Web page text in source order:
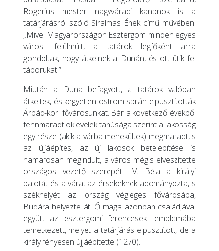
Rogerius mester nagyváradi kanonok is a
tatárjárásról szóló Siralmas Ének című művében:
„Mivel Magyarországon Esztergom minden egyes
várost felülmúlt, a tatárok legfőként arra
gondoltak, hogy átkelnek a Dunán, és ott ütik fel
táborukat.”
Miután a Duna befagyott, a tatárok valóban
átkeltek, és kegyetlen ostrom során elpusztították
Árpád-kori fővárosunkat. Bár a következő évekből
fennmaradt oklevelek tanúsága szerint a lakosság
egy része (akik a várba menekültek) megmaradt, s
az újjáépítés, az új lakosok betelepítése is
hamarosan megindult, a város mégis elveszítette
országos vezető szerepét. IV. Béla a királyi
palotát és a várat az érsekeknek adományozta, s
székhelyét az ország végleges fővárosába,
Budára helyezte át. Ő maga azonban családjával
együtt az esztergomi ferencesek templomába
temetkezett, melyet a tatárjárás elpusztított, de a
király fényesen újjáépítette (1270).